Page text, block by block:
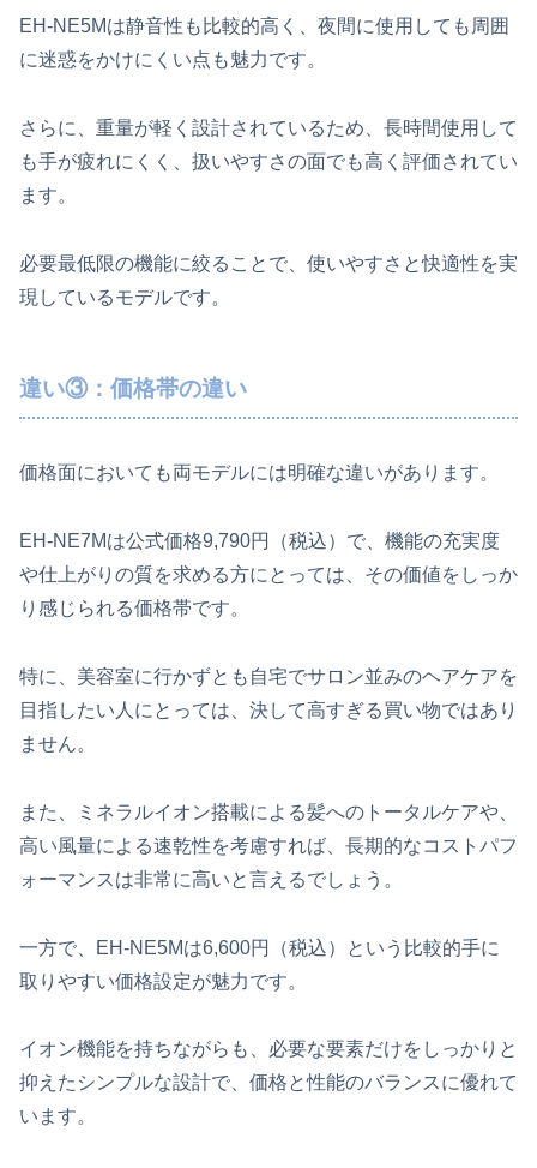
EH-NE5Mは静音性も比較的高く、夜間に使用しても周囲
に迷惑をかけにくい点も魅力です。
さらに、重量が軽く設計されているため、長時間使用して
も手が疲れにくく、扱いやすさの面でも高く評価されてい
ます。
必要最低限の機能に絞ることで、使いやすさと快適性を実
現しているモデルです。
違い③：価格帯の違い
価格面においても両モデルには明確な違いがあります。
EH-NE7Mは公式価格9,790円（税込）で、機能の充実度
や仕上がりの質を求める方にとっては、その価値をしっか
り感じられる価格帯です。
特に、美容室に行かずとも自宅でサロン並みのヘアケアを
目指したい人にとっては、決して高すぎる買い物ではあり
ません。
また、ミネラルイオン搭載による髪へのトータルケアや、
高い風量による速乾性を考慮すれば、長期的なコストパフ
ォーマンスは非常に高いと言えるでしょう。
一方で、EH-NE5Mは6,600円（税込）という比較的手に
取りやすい価格設定が魅力です。
イオン機能を持ちながらも、必要な要素だけをしっかりと
抑えたシンプルな設計で、価格と性能のバランスに優れて
います。